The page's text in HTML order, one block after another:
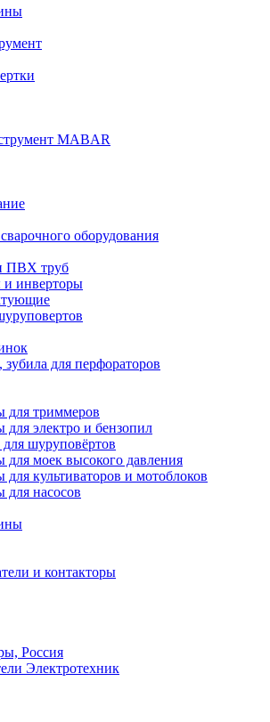
MABAR
оборудования
ПВХ труб
и инверторы
для перфораторов
для триммеров
для электро и бензопил
для шуруповёртов
для моек высокого давления
культиваторов и мотоблоков
для насосов
и контакторы
Россия
Электротехник